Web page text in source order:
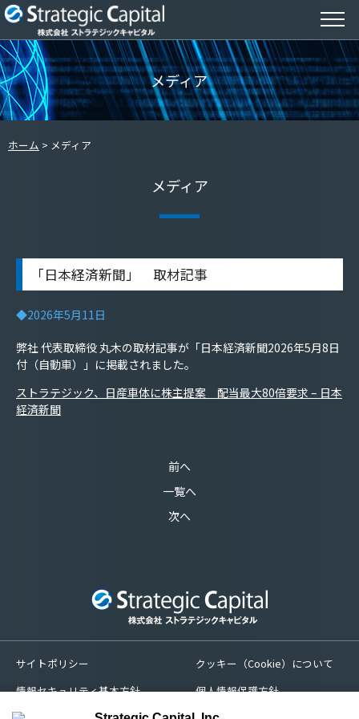
メディア
ホーム メディア
メディア
「日本経済新聞」 取材記事
◆2026年5月11日
弊社 代表取締役 丸木の取材記事が「日本経済新聞2026年5月8日
付（自動車）」に掲載されました。
ストラテジック、日産車体に株主提案 配当最大80倍要求 – 日本
経済新聞
前へ
一覧へ
次へ
サイトポリシー
クッキー（Cookie）について
情報セキュリティ基本方針
個人情報保護方針